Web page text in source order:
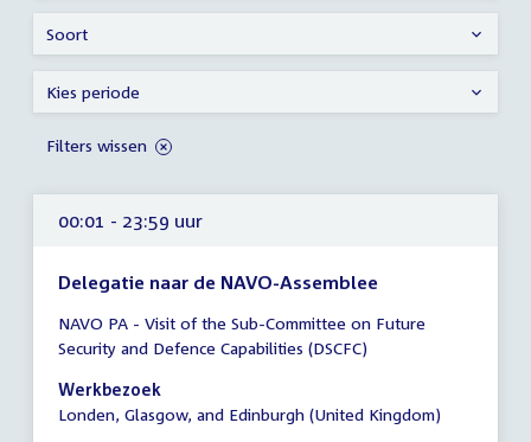
00:01 - 23:59 uur
Delegatie naar de NAVO-Assemblee
vergadering
00:01
-
23:59
NAVO PA - Visit of the Sub-Committee on Future
Security and Defence Capabilities (DSCFC)
Werkbezoek
Londen, Glasgow, and Edinburgh (United Kingdom)
Soort
Kies periode
Filters wissen